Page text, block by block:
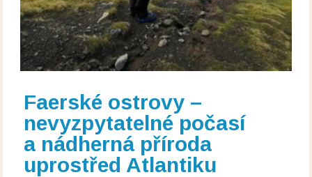
Faerské ostrovy –
nevyzpytatelné počasí
a nádherná příroda
uprostřed Atlantiku